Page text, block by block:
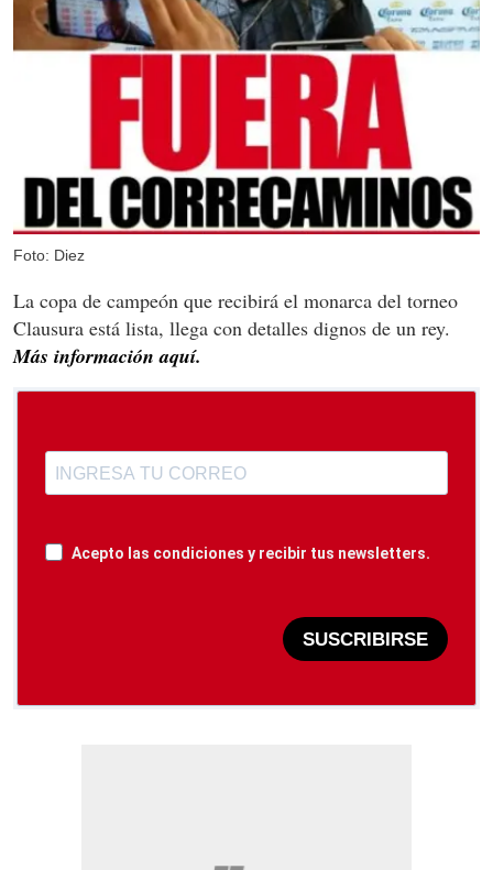
Foto: Diez
La copa de campeón que recibirá el monarca del torneo
Clausura está lista, llega con detalles dignos de un rey.
Más información aquí.
Acepto las condiciones y recibir tus newsletters.
SUSCRIBIRSE